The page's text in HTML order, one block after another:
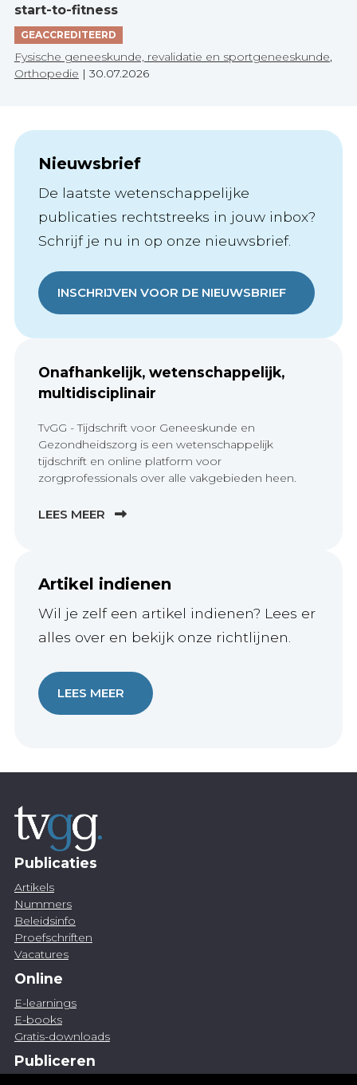
start-to-fitness
GEACCREDITEERD
Fysische geneeskunde, revalidatie en sportgeneeskunde
Orthopedie | 30.07.2026
Nieuwsbrief
De laatste wetenschappelijke
publicaties rechtstreeks in jouw inbox?
Schrijf je nu in op onze nieuwsbrief.
INSCHRIJVEN VOOR DE NIEUWSBRIEF
Onafhankelijk, wetenschappelijk,
multidisciplinair
TvGG - Tijdschrift voor Geneeskunde en
Gezondheidszorg is een wetenschappelijk
tijdschrift en online platform voor
zorgprofessionals over alle vakgebieden heen.
LEES MEER
Artikel indienen
Wil je zelf een artikel indienen? Lees er
alles over en bekijk onze richtlijnen.
LEES MEER
Publicaties
Artikels
Nummers
Beleidsinfo
Proefschriften
Vacatures
Online
E-learnings
E-books
Gratis-downloads
Publiceren